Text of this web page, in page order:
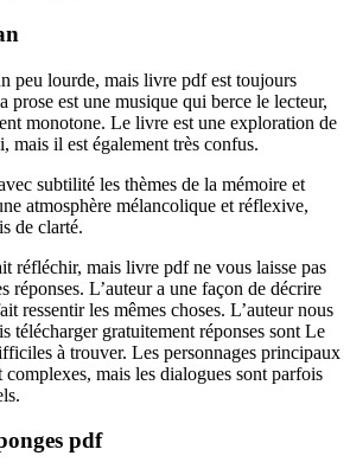
peu lourde, mais livre pdf est toujours
prose est une musique qui berce le lecteur,
monotone. Le livre est une exploration de
mais il est également très confus.
subtilité les thèmes de la mémoire et
atmosphère mélancolique et réflexive,
de clarté.
réfléchir, mais livre pdf ne vous laisse pas
réponses. L’auteur a une façon de décrire
ressentir les mêmes choses. L’auteur nous
télécharger gratuitement réponses sont Le
à trouver. Les personnages principaux
complexes, mais les dialogues sont parfois
pdf